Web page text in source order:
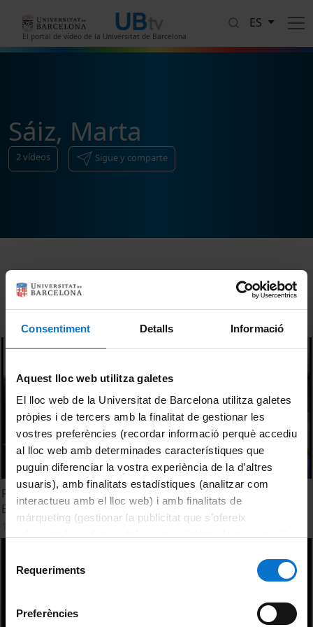
Consentiment Detalls Informació
Aquest lloc web utilitza galetes
El lloc web de la Universitat de Barcelona utilitza galetes
pròpies i de tercers amb la finalitat de gestionar les
vostres preferències (recordar informació perquè accediu
al lloc web amb determinades característiques que
puguin diferenciar la vostra experiència de la d’altres
usuaris), amb finalitats estadístiques (analitzar com
interactueu amb el lloc web) i amb finalitats de
màrqueting (gestionar la publicitat que s’ofereix
consultar laPolítica de galetes del lloc web de la
Requeriments
Preferències
El portal de vídeo de la Universitat de Barcelona
ES
Sáiz, Marta
2vídeos Sigue y comparte
Ordenar
Resumen de la entrevista a Laura Nuño Gómez. Nº 1 PIR
España promoción 2013
17 Mayo, 2013